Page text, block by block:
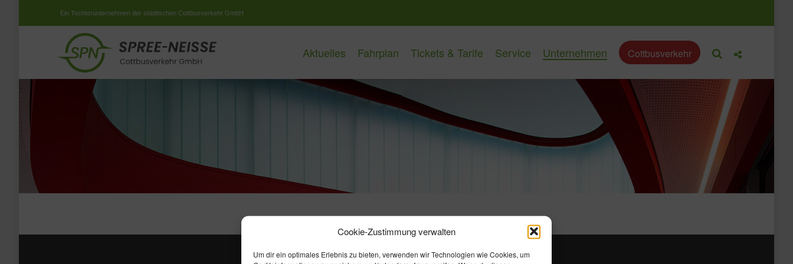
Cookie-Zustimmung verwalten
Um dir ein optimales Erlebnis zu bieten, verwenden wir Technologien wie Cookies, um
Ein Tochterunternehmen der städtischen Cottbusverkehr GmbH
Aktuelles Fahrplan Tickets & Tarife Service Unternehmen Cottbusverkehr